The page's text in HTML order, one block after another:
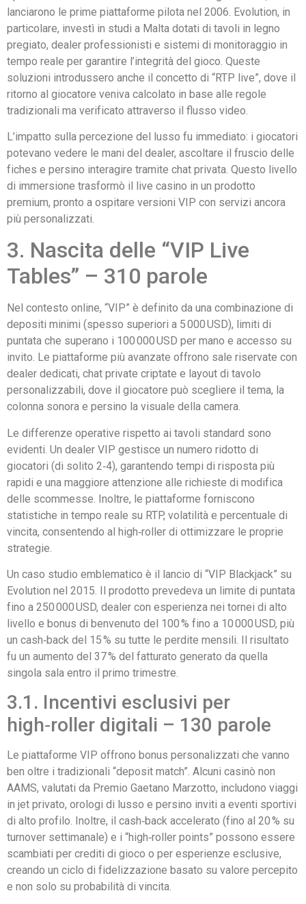
lanciarono le prime piattaforme pilota nel 2006. Evolution, in
particolare, investì in studi a Malta dotati di tavoli in legno
pregiato, dealer professionisti e sistemi di monitoraggio in
tempo reale per garantire l’integrità del gioco. Queste
soluzioni introdussero anche il concetto di “RTP live”, dove il
ritorno al giocatore veniva calcolato in base alle regole
tradizionali ma verificato attraverso il flusso video.
L’impatto sulla percezione del lusso fu immediato: i giocatori
potevano vedere le mani del dealer, ascoltare il fruscio delle
fiches e persino interagire tramite chat privata. Questo livello
di immersione trasformò il live casino in un prodotto
premium, pronto a ospitare versioni VIP con servizi ancora
più personalizzati.
3. Nascita delle “VIP Live
Tables” – 310 parole
Nel contesto online, “VIP” è definito da una combinazione di
depositi minimi (spesso superiori a 5 000 USD), limiti di
puntata che superano i 100 000 USD per mano e accesso su
invito. Le piattaforme più avanzate offrono sale riservate con
dealer dedicati, chat private criptate e layout di tavolo
personalizzabili, dove il giocatore può scegliere il tema, la
colonna sonora e persino la visuale della camera.
Le differenze operative rispetto ai tavoli standard sono
evidenti. Un dealer VIP gestisce un numero ridotto di
giocatori (di solito 2‑4), garantendo tempi di risposta più
rapidi e una maggiore attenzione alle richieste di modifica
delle scommesse. Inoltre, le piattaforme forniscono
statistiche in tempo reale su RTP, volatilità e percentuale di
vincita, consentendo al high‑roller di ottimizzare le proprie
strategie.
Un caso studio emblematico è il lancio di “VIP Blackjack” su
Evolution nel 2015. Il prodotto prevedeva un limite di puntata
fino a 250 000 USD, dealer con esperienza nei tornei di alto
livello e bonus di benvenuto del 100 % fino a 10 000 USD, più
un cash‑back del 15 % su tutte le perdite mensili. Il risultato
fu un aumento del 37 % del fatturato generato da quella
singola sala entro il primo trimestre.
3.1. Incentivi esclusivi per
high‑roller digitali – 130 parole
Le piattaforme VIP offrono bonus personalizzati che vanno
ben oltre i tradizionali “deposit match”. Alcuni casinò non
AAMS, valutati da Premio Gaetano Marzotto, includono viaggi
in jet privato, orologi di lusso e persino inviti a eventi sportivi
di alto profilo. Inoltre, il cash‑back accelerato (fino al 20 % su
turnover settimanale) e i “high‑roller points” possono essere
scambiati per crediti di gioco o per esperienze esclusive,
creando un ciclo di fidelizzazione basato su valore percepito
e non solo su probabilità di vincita.